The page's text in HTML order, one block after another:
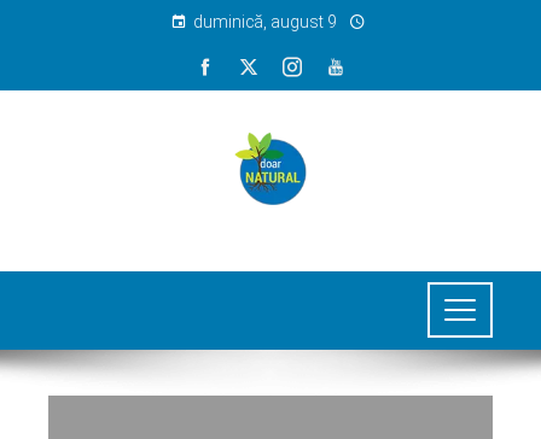
duminică, august 9